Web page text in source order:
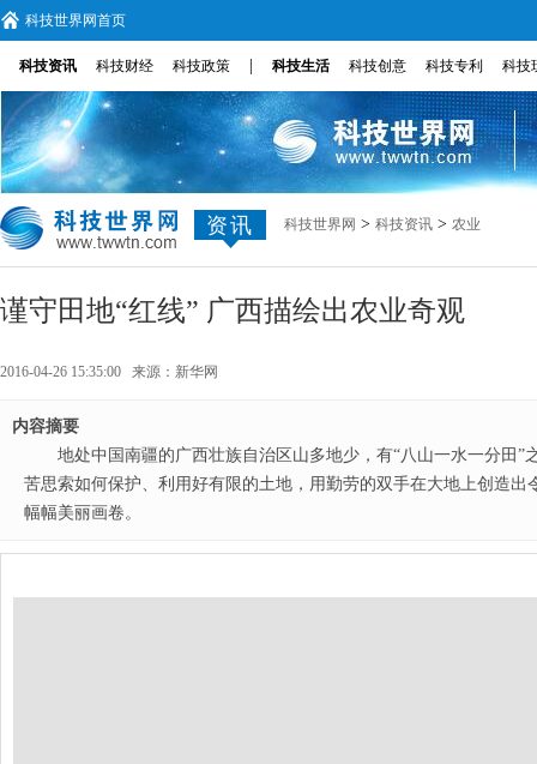
科技世界网首页
科技资讯 科技财经 科技政策 科技生活 科技创意 科技专利 科技
资讯 科技世界网 > 科技资讯 > 农业
谨守田地“红线” 广西描绘出农业奇观
2016-04-26 15:35:00 来源： 新华网
内容摘要
地处中国南疆的广西壮族自治区山多地少，有“八山一水一分田”
苦思索如何保护、利用好有限的土地，用勤劳的双手在大地上创造出
幅幅美丽画卷。